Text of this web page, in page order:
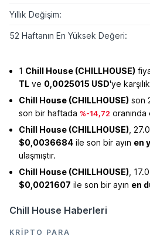
Yıllık Değişim:
52 Haftanın En Yüksek Değeri:
1 Chill House (CHILLHOUSE)
TL ve 0,0025015 USD'ye
Chill House (CHILLHOUSE) son
son bir haftada %-14,72 oranında
Chill House (CHILLHOUSE) ,
$0,0036684 ile son bir ayın en
ulaşmıştır.
Chill House (CHILLHOUSE) ,
$0,0021607 ile son bir ayın en
Chill House Haberleri
KRIPTO PARA